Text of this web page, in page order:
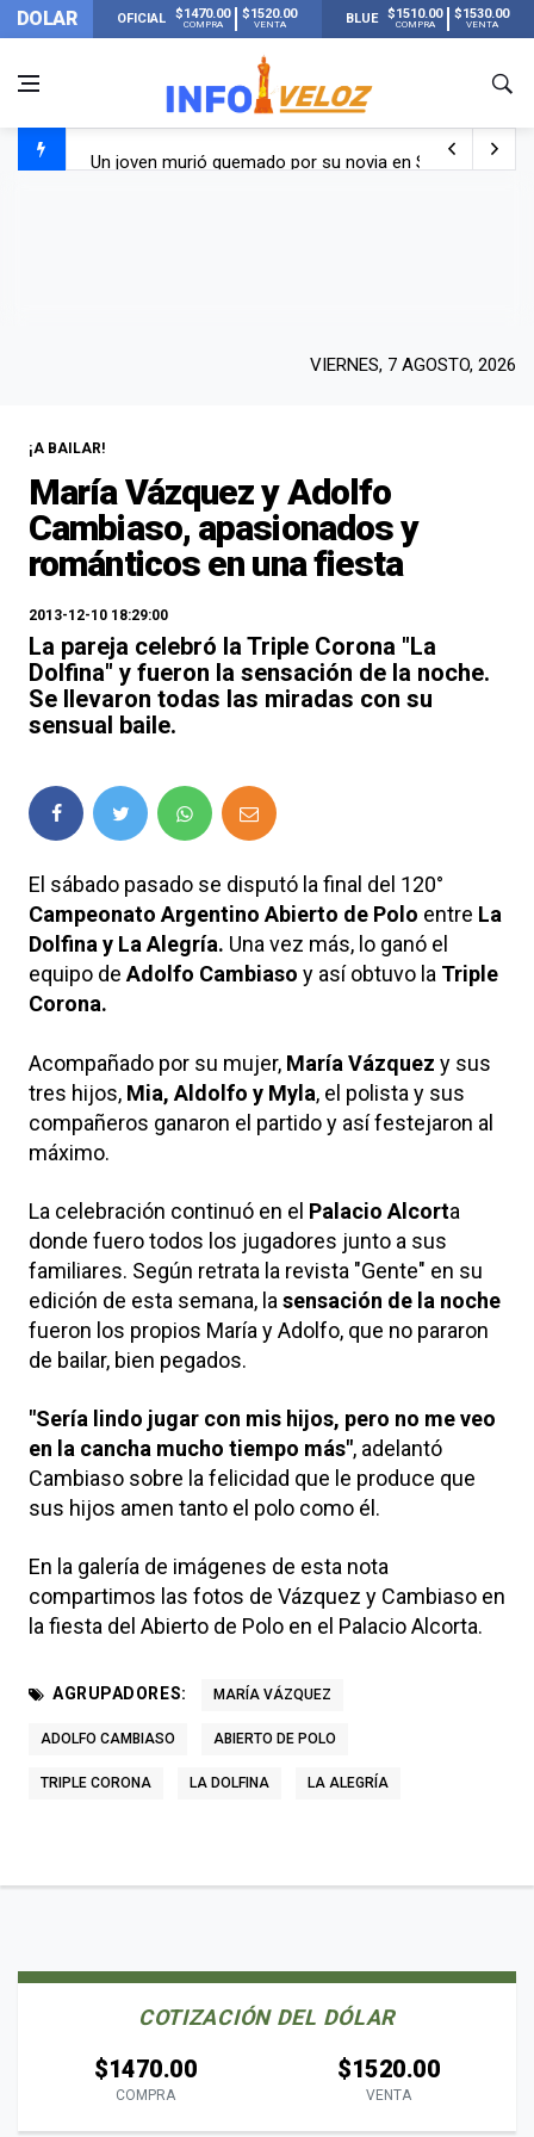
DOLAR OFICIAL $1470.00
COMPRA
$1520.00
VENTA BLUE $1510.00
COMPRA
$1530.00
VENTA
Un joven murió quemado por su novia en San Luis:
VIERNES, 7 AGOSTO, 2026
¡A BAILAR!
María Vázquez y Adolfo
Cambiaso, apasionados y
románticos en una fiesta
2013-12-10 18:29:00
La pareja celebró la Triple Corona "La
Dolfina" y fueron la sensación de la noche.
Se llevaron todas las miradas con su
sensual baile.
El sábado pasado se disputó la final del 120°
Campeonato Argentino Abierto de Polo entre La
Dolfina y La Alegría. Una vez más, lo ganó el
equipo de Adolfo Cambiaso y así obtuvo la Triple
Corona.
Acompañado por su mujer, María Vázquez y sus
tres hijos, Mia, Aldolfo y Myla, el polista y sus
compañeros ganaron el partido y así festejaron al
máximo.
La celebración continuó en el Palacio Alcorta
donde fuero todos los jugadores junto a sus
familiares. Según retrata la revista "Gente" en su
edición de esta semana, la sensación de la noche
fueron los propios María y Adolfo, que no pararon
de bailar, bien pegados.
"Sería lindo jugar con mis hijos, pero no me veo
en la cancha mucho tiempo más", adelantó
Cambiaso sobre la felicidad que le produce que
sus hijos amen tanto el polo como él.
En la galería de imágenes de esta nota
compartimos las fotos de Vázquez y Cambiaso en
la fiesta del Abierto de Polo en el Palacio Alcorta.
AGRUPADORES: MARÍA VÁZQUEZ
ADOLFO CAMBIASO ABIERTO DE POLO
TRIPLE CORONA LA DOLFINA LA ALEGRÍA
COTIZACIÓN DEL DÓLAR
$1470.00
COMPRA
$1520.00
VENTA